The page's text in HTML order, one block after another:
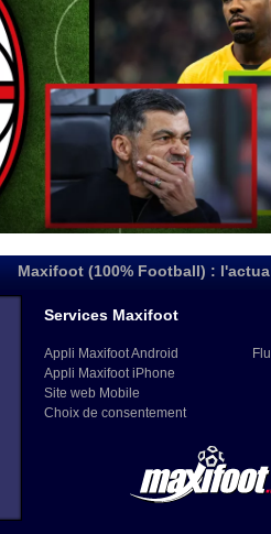
Maxifoot (100% Football) :
Services Maxifoot
Appli Maxifoot Android
Appli Maxifoot iPhone
Site web Mobile
Choix de consentement